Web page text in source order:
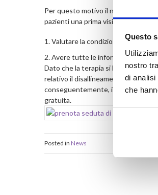
Questo
nostro
di analisi
che
Per questo motivo il nostro studio
pazienti una prima visita di
Valutare la condizione generale
Avere tutte le informazioni
Dato che la terapia si basa
relativo il disallineamento dei denti
conseguentemente, il costo totale
gratuita.
Posted in News